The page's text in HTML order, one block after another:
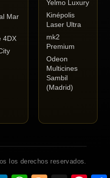
Mar
4DX
Yelmo Luxury
Kinépolis
Laser Ultra
mk2
Premium
Odeon
Multicines
Sambil
(Madrid)
los derechos reservados.